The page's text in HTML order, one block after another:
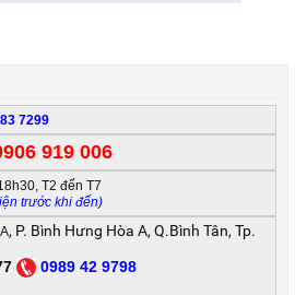
7299
919 006
T2 đến T7
trước khi đến)
, P. Bình Hưng Hòa A, Q.Bình Tân, Tp.
0989 42 9798